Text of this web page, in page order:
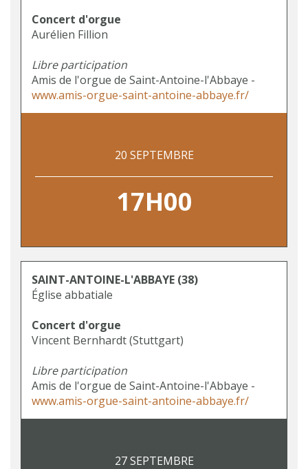
Concert d'orgue
Aurélien Fillion
Libre participation
Amis de l'orgue de Saint-Antoine-l'Abbaye -
www.amis-orgue-saint-antoine-abbaye.fr/
20 SEPTEMBRE
17H00
SAINT-ANTOINE-L'ABBAYE (38)
Église abbatiale
Concert d'orgue
Vincent Bernhardt (Stuttgart)
Libre participation
Amis de l'orgue de Saint-Antoine-l'Abbaye -
www.amis-orgue-saint-antoine-abbaye.fr/
27 SEPTEMBRE